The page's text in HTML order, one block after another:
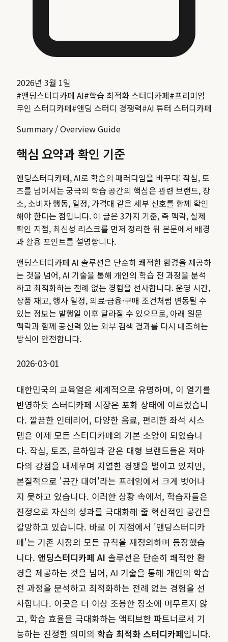
2026년 3월 1일
#앤딩스터디카페 AI#학습 최적화 스터디카페#프리미엄
무인 스터디카페#앤딩 스터디 경쟁력#AI 튜터 스터디카페
Summary / Overview Guide
핵심 요약과 확인 기준
앤딩스터디카페, AI로 학습의 패러다임을 바꾸다: 작심, 토
즈를 넘어서는 궁극의 학습 공간의 핵심은 관련 브랜드, 장
소, 소비자 행동, 일정, 가격대 같은 세부 신호를 함께 확인
해야 한다는 점입니다. 이 글은 3가지 기준, 즉 맥락, 실제
확인 지점, 최신성 리스크를 먼저 정리한 뒤 본문에서 배경
과 활용 포인트를 설명합니다.
앤딩스터디카페 AI 솔루션은 단순히 쾌적한 환경을 제공하
는 것을 넘어, AI 기술을 통해 개인의 학습 전 과정을 분석
하고 최적화하는 전례 없는 경험을 선사합니다.운영 시간,
상품 재고, 행사 일정, 의료·금융·구매 조건처럼 변동될 수
있는 정보는 발행일 이후 달라질 수 있으므로, 아래 원문
맥락과 함께 공신력 있는 외부 검색 결과를 다시 대조하는
방식이 안전합니다.
2026-03-01
대한민국의 교육열은 세계적으로 유명하며, 이 열기를
반영하듯 스터디카페 시장은 포화 상태에 이르렀습니
다. 깔끔한 인테리어, 다양한 음료, 편리한 좌석 시스
템은 이제 모든 스터디카페의 기본 소양이 되었습니
다. 작심, 토즈, 르하임과 같은 대형 브랜드들은 저마
다의 강점을 내세우며 치열한 경쟁을 벌이고 있지만,
본질적으로 '공간 대여'라는 프레임에서 크게 벗어나
지 못하고 있습니다. 이러한 상황 속에서, 학습자들은
진정으로 자신의 성과를 극대화해 줄 혁신적인 공간을
갈망하고 있습니다. 바로 이 지점에서 '앤딩스터디카
페'는 기존 시장의 모든 규칙을 재정의하며 등장했습
니다. 앤딩스터디카페 AI 솔루션은 단순히 쾌적한 환
경을 제공하는 것을 넘어, AI 기술을 통해 개인의 학습
전 과정을 분석하고 최적화하는 전례 없는 경험을 선
사합니다. 이곳은 더 이상 조용한 장소에 머무르지 않
고, 학습 효율을 극대화하는 액티브한 파트너로서 기
능하는 진정한 의미의 학습 최적화 스터디카페입니다.